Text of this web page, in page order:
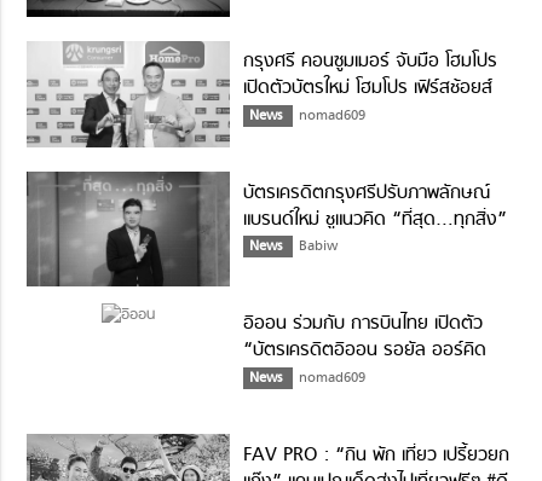
กรุงศรี คอนซูมเมอร์ จับมือ โฮมโปร
เปิดตัวบัตรใหม่ โฮมโปร เฟิร์สช้อยส์
News nomad609
บัตรเครดิตกรุงศรีปรับภาพลักษณ์
แบรนด์ใหม่ ชูแนวคิด “ที่สุด…ทุกสิ่ง”
News Babiw
อิออน ร่วมกับ การบินไทย เปิดตัว
“บัตรเครดิตอิออน รอยัล ออร์คิด
พลัส เวิลด์ มาสเตอร์การ์ด”
News nomad609
FAV PRO : “กิน พัก เที่ยว เปรี้ยวยก